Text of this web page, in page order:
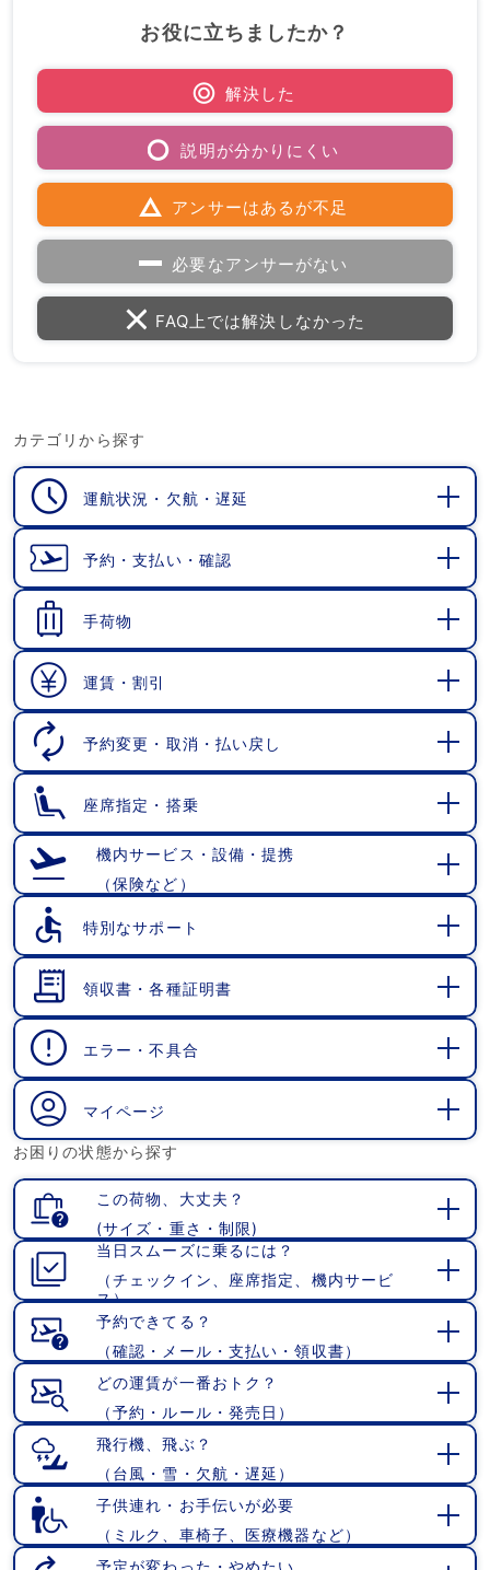
お役に立ちましたか？
解決した
説明が分かりにくい
アンサーはあるが不足
必要なアンサーがない
FAQ上では解決しなかった
カテゴリから探す
運航状況・欠航・遅延
予約・支払い・確認
手荷物
運賃・割引
予約変更・取消・払い戻し
座席指定・搭乗
機内サービス・設備・提携
（保険など）
特別なサポート
領収書・各種証明書
エラー・不具合
マイページ
お困りの状態から探す
この荷物、大丈夫？
(サイズ・重さ・制限)
当日スムーズに乗るには？
（チェックイン、座席指定、機内サービ
ス）
予約できてる？
（確認・メール・支払い・領収書）
どの運賃が一番おトク？
（予約・ルール・発売日）
飛行機、飛ぶ？
（台風・雪・欠航・遅延）
子供連れ・お手伝いが必要
（ミルク、車椅子、医療機器など）
予定が変わった・やめたい